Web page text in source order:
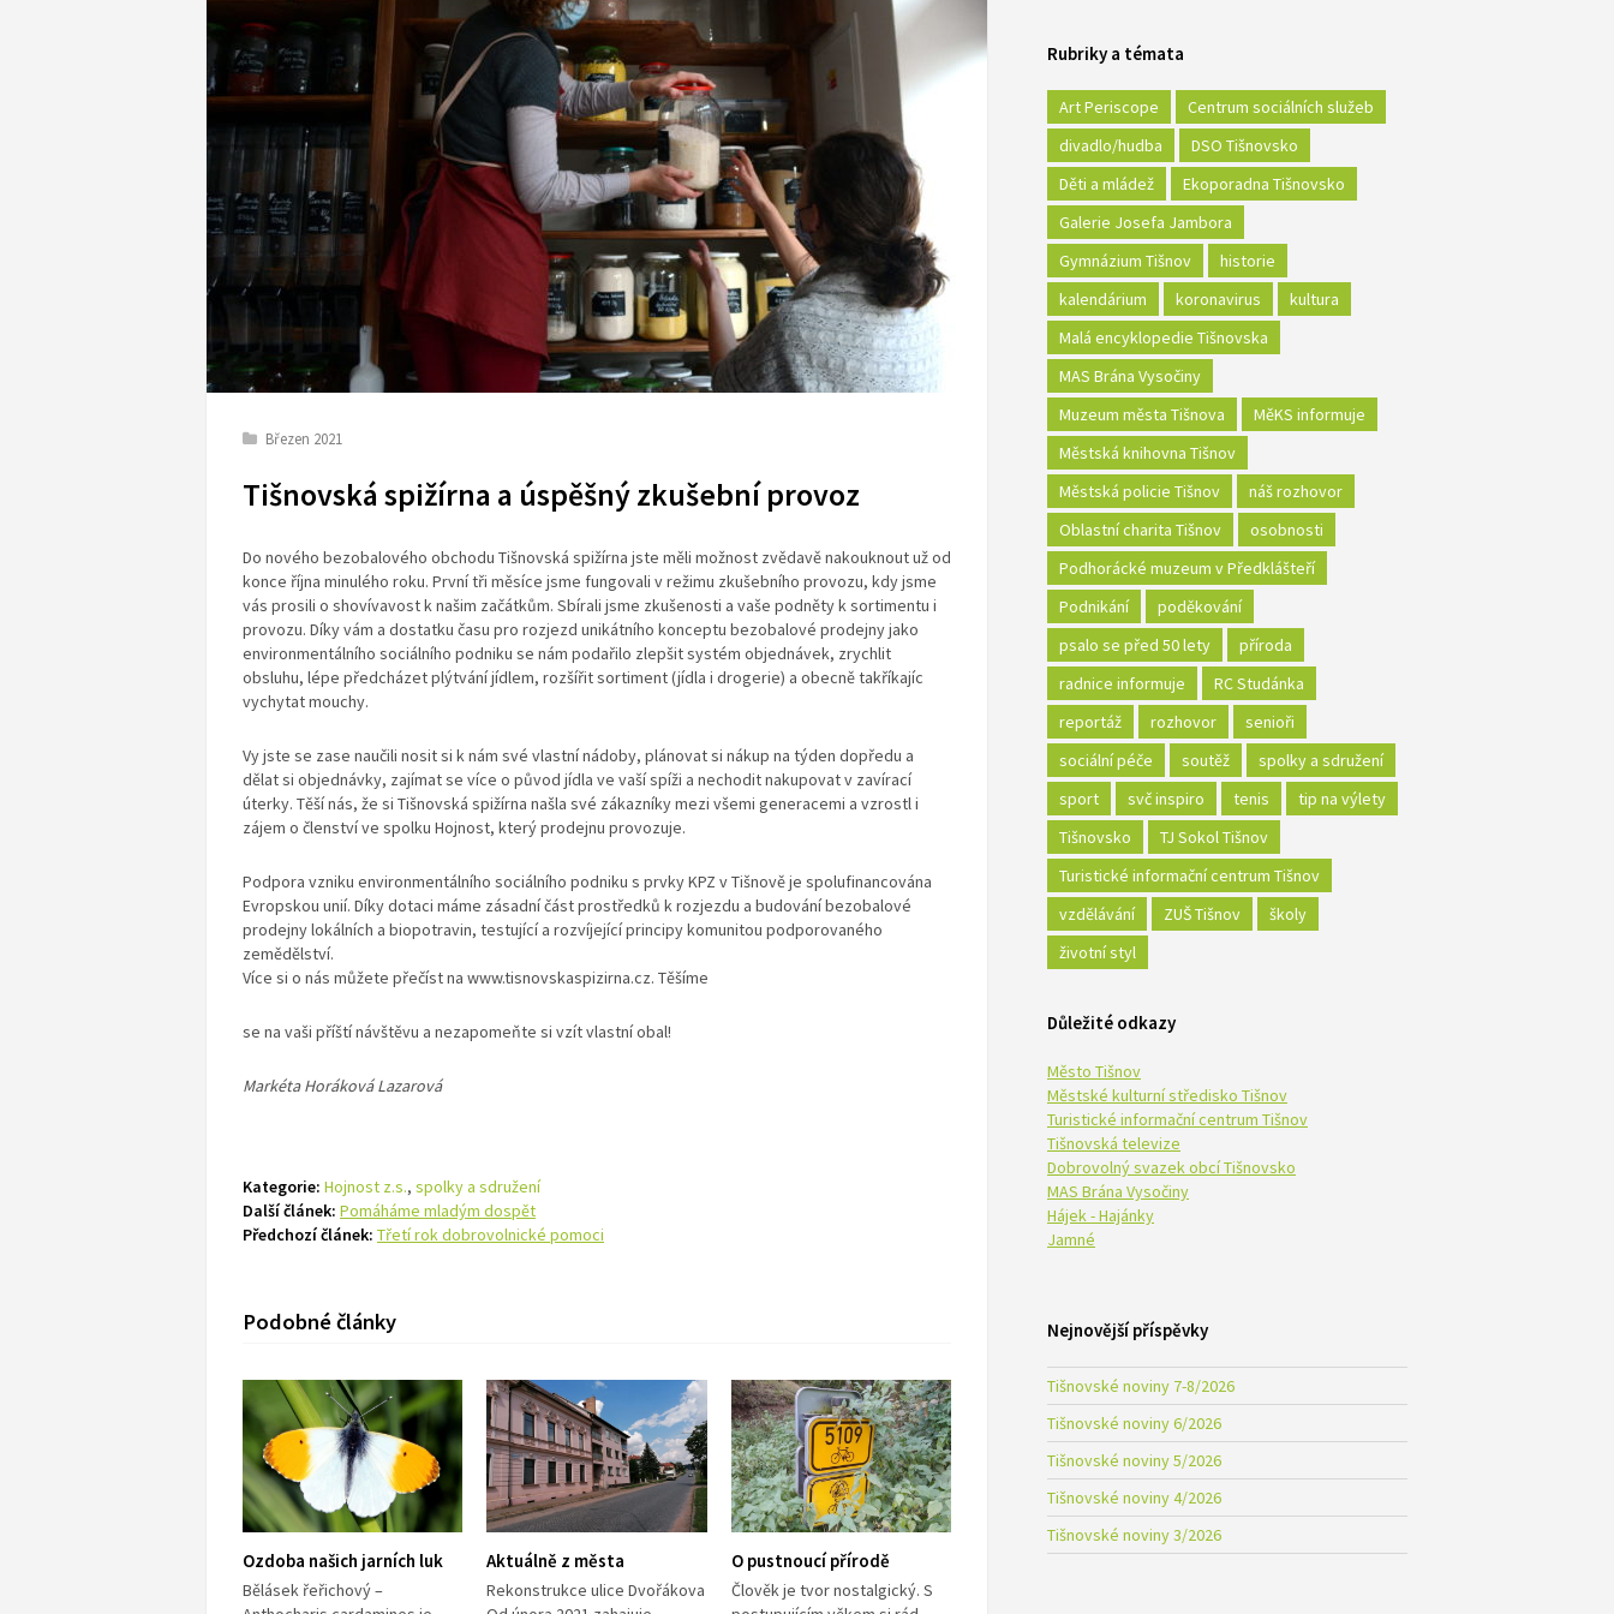
Březen 2021
Tišnovská spižírna a úspěšný zkušební provoz
Do nového bezobalového obchodu Tišnovská spižírna jste měli možnost zvědavě nakouknout už od
konce října minulého roku. První tři měsíce jsme fungovali v režimu zkušebního provozu, kdy jsme
vás prosili o shovívavost k našim začátkům. Sbírali jsme zkušenosti a vaše podněty k sortimentu i
provozu. Díky vám a dostatku času pro rozjezd unikátního konceptu bezobalové prodejny jako
environmentálního sociálního podniku se nám podařilo zlepšit systém objednávek, zrychlit
obsluhu, lépe předcházet plýtvání jídlem, rozšířit sortiment (jídla i drogerie) a obecně takříkajíc
vychytat mouchy.
Vy jste se zase naučili nosit si k nám své vlastní nádoby, plánovat si nákup na týden dopředu a
dělat si objednávky, zajímat se více o původ jídla ve vaší spíži a nechodit nakupovat v zavírací
úterky. Těší nás, že si Tišnovská spižírna našla své zákazníky mezi všemi generacemi a vzrostl i
zájem o členství ve spolku Hojnost, který prodejnu provozuje.
Podpora vzniku environmentálního sociálního podniku s prvky KPZ v Tišnově je spolufinancována
Evropskou unií. Díky dotaci máme zásadní část prostředků k rozjezdu a budování bezobalové
prodejny lokálních a biopotravin, testující a rozvíjející principy komunitou podporovaného
zemědělství.
Více si o nás můžete přečíst na www.tisnovskaspizirna.cz. Těšíme
se na vaši příští návštěvu a nezapomeňte si vzít vlastní obal!
Markéta Horáková Lazarová
Kategorie: Hojnost z.s., spolky a sdružení
Další článek: Pomáháme mladým dospět
Předchozí článek: Třetí rok dobrovolnické pomoci
Podobné články
Ozdoba našich jarních luk
Bělásek řeřichový –
Aktuálně z města
Rekonstrukce ulice Dvořákova
O pustnoucí přírodě
Člověk je tvor nostalgický. S
Rubriky a témata
Art Periscope
Centrum sociálních služeb
divadlo/hudba
DSO Tišnovsko
Děti a mládež
Ekoporadna Tišnovsko
Galerie Josefa Jambora
Gymnázium Tišnov
historie
kalendárium
koronavirus
kultura
Malá encyklopedie Tišnovska
MAS Brána Vysočiny
Muzeum města Tišnova
MěKS informuje
Městská knihovna Tišnov
Městská policie Tišnov
náš rozhovor
Oblastní charita Tišnov
osobnosti
Podhorácké muzeum v Předklášteří
Podnikání
poděkování
psalo se před 50 lety
příroda
radnice informuje
RC Studánka
reportáž
rozhovor
senioři
sociální péče
soutěž
spolky a sdružení
sport
svč inspiro tenis
tip na výlety
Tišnovsko
TJ Sokol Tišnov
Turistické informační centrum Tišnov
vzdělávání
ZUŠ Tišnov
školy
životní styl
Důležité odkazy
Město Tišnov
Městské kulturní středisko Tišnov
Turistické informační centrum Tišnov
Tišnovská televize
Dobrovolný svazek obcí Tišnovsko
MAS Brána Vysočiny
Hájek - Hajánky
Jamné
Nejnovější příspěvky
Tišnovské noviny 7-8/2026
Tišnovské noviny 6/2026
Tišnovské noviny 5/2026
Tišnovské noviny 4/2026
Tišnovské noviny 3/2026